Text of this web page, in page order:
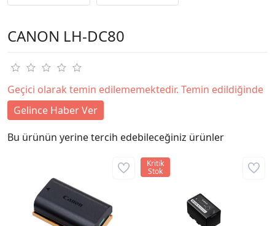
CANON LH-DC80
Geçici olarak temin edilememektedir. Temin edildiğinde
Gelince Haber Ver
Bu ürünün yerine tercih edebileceğiniz ürünler
Kritik
Stok